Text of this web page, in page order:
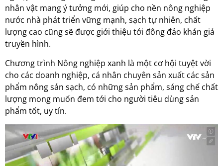
nhân vật mang ý tưởng mới, giúp cho nền nông nghiệp
nước nhà phát triển vững mạnh, sạch tự nhiên, chất
lượng cao cũng sẽ được giới thiệu tới đông đảo khán giả
truyền hình.
Chương trình Nông nghiệp xanh là một cơ hội tuyệt vời
cho các doanh nghiệp, cá nhân chuyên sản xuất các sản
phẩm nông sản sạch, có những sản phẩm, sáng chế chất
lượng mong muốn đem tới cho người tiêu dùng sản
phẩm tốt, uy tín.